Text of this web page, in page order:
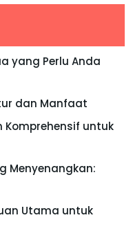
yang Perlu Anda
dan Manfaat
Komprehensif untuk
Menyenangkan:
Utama untuk